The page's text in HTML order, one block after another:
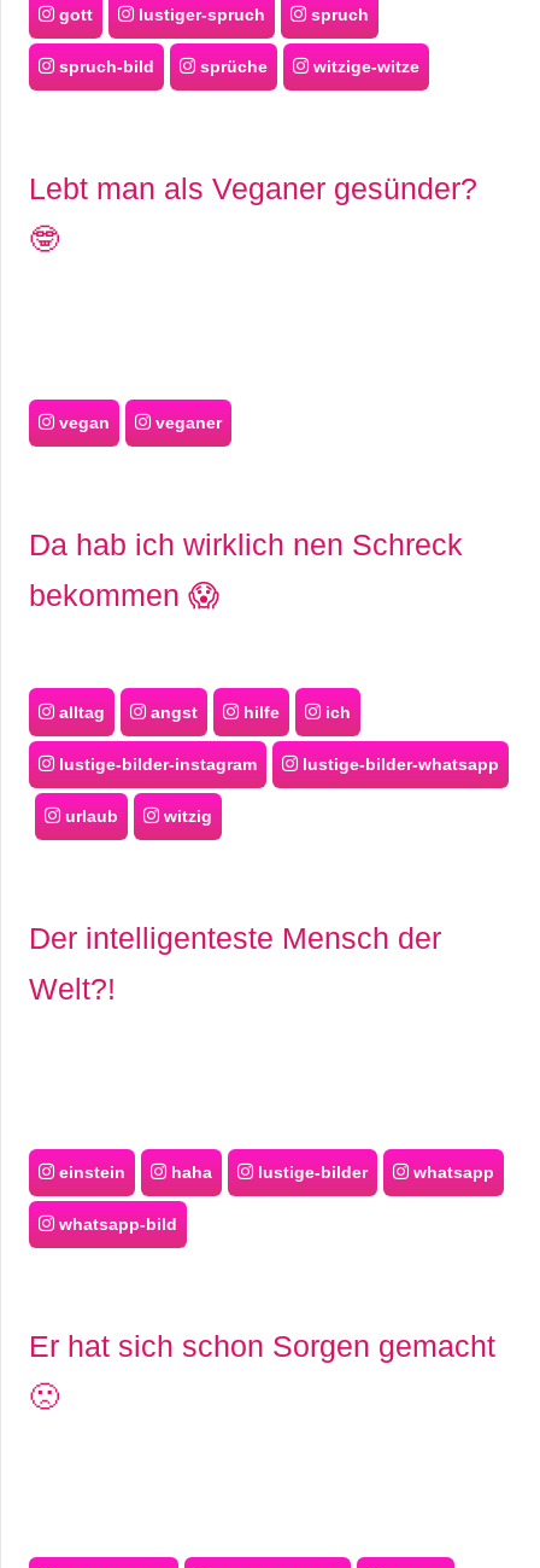
gott lustiger-spruch spruch
spruch-bild sprüche witzige-witze
Lebt man als Veganer gesünder?
🤓
vegan veganer
Da hab ich wirklich nen Schreck
bekommen 😱
alltag angst hilfe ich
lustige-bilder-instagram lustige-bilder-whatsapp
urlaub witzig
Der intelligenteste Mensch der
Welt?!
einstein haha lustige-bilder whatsapp
whatsapp-bild
Er hat sich schon Sorgen gemacht
🙁